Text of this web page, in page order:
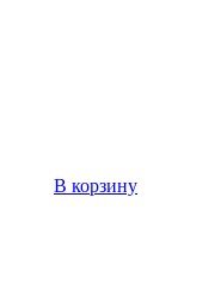
В корзину